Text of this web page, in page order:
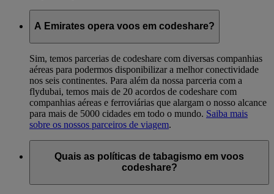
A Emirates opera voos em codeshare?
Sim, temos parcerias de codeshare com diversas companhias
aéreas para podermos disponibilizar a melhor conectividade
nos seis continentes. Para além da nossa parceria com a
flydubai, temos mais de 20 acordos de codeshare com
companhias aéreas e ferroviárias que alargam o nosso alcance
para mais de 5000 cidades em todo o mundo. Saiba mais
sobre os nossos parceiros de viagem.
Quais as políticas de tabagismo em voos
codeshare?